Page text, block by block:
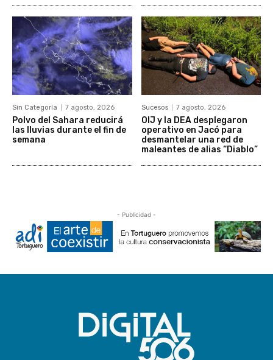
Sin Categoría 7 agosto, 2026
Polvo del Sahara reducirá
las lluvias durante el fin de
semana
Sucesos 7 agosto, 2026
OIJ y la DEA desplegaron
operativo en Jacó para
desmantelar una red de
maleantes de alias “Diablo”
- Publicidad -